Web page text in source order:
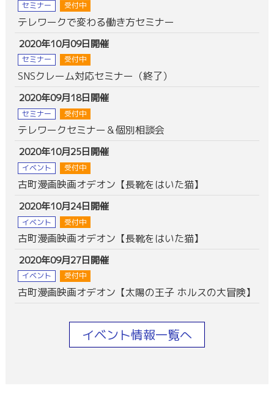
セミナー 受付中
テレワークで変わる働き方セミナー
2020年10月09日開催
セミナー 受付中
SNSクレーム対応セミナー（終了）
2020年09月18日開催
セミナー 受付中
テレワークセミナー＆個別相談会
2020年10月25日開催
イベント 受付中
古町漫画映画オデオン【長靴をはいた猫】
2020年10月24日開催
イベント 受付中
古町漫画映画オデオン【長靴をはいた猫】
2020年09月27日開催
イベント 受付中
古町漫画映画オデオン【太陽の王子 ホルスの大冒険】
イベント情報一覧へ